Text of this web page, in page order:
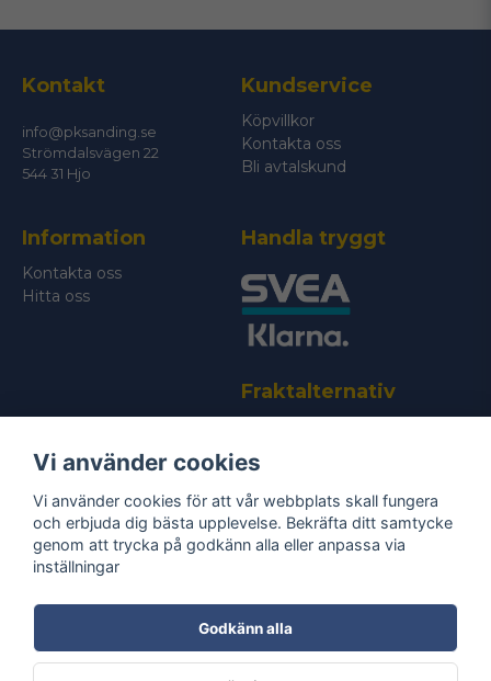
Kontakt
info@pksanding.se
Strömdalsvägen 22
544 31 Hjo
Kundservice
Köpvillkor
Kontakta oss
Bli avtalskund
Information
Kontakta oss
Hitta oss
Handla tryggt
Fraktalternativ
Bli medlem i vårt nyhetsbrev
Skicka
Vi använder cookies
Vi använder cookies för att vår webbplats skall fungera
och erbjuda dig bästa upplevelse. Bekräfta ditt samtycke
genom att trycka på godkänn alla eller anpassa via
inställningar
Godkänn alla